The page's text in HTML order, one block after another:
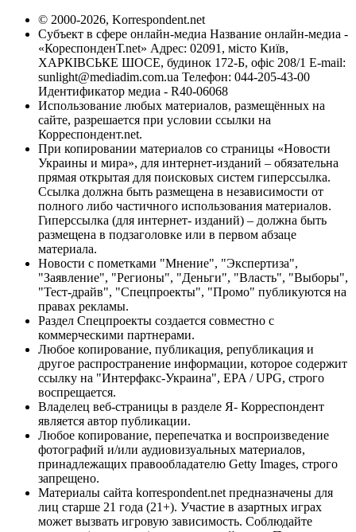
© 2000-2026, Korrespondent.net
Субъект в сфере онлайн-медиа Название онлайн-медиа -
«КореспонденТ.net» Адрес: 02091, місто Київ,
ХАРКІВСЬКЕ ШОСЕ, будинок 172-Б, офіс 208/1 E-mail:
sunlight@mediadim.com.ua Телефон: 044-205-43-00
Идентификатор медиа - R40-06068
Использование любых материалов, размещённых на
сайте, разрешается при условии ссылки на
Корреспондент.net.
При копировании материалов со страницы «Новости
Украины и мира», для интернет-изданий – обязательна
прямая открытая для поисковых систем гиперссылка.
Ссылка должна быть размещена в независимости от
полного либо частичного использования материалов.
Гиперссылка (для интернет- изданий) – должна быть
размещена в подзаголовке или в первом абзаце
материала.
Новости с пометками "Мнение", "Экспертиза",
"Заявление", "Регионы", "Деньги", "Власть", "Выборы",
"Тест-драйв", "Спецпроекты", "Промо" публикуются на
правах рекламы.
Раздел Спецпроекты создается совместно с
коммерческими партнерами.
Любое копирование, публикация, републикация и
другое распространение информации, которое содержит
ссылку на "Интерфакс-Украина", EPA / UPG, строго
воспрещается.
Владелец веб-страницы в разделе Я- Корреспондент
является автор публикации.
Любое копирование, перепечатка и воспроизведение
фотографий и/или аудиовизуальных материалов,
принадлежащих правообладателю Getty Images, строго
запрещено.
Материалы сайта korrespondent.net предназначены для
лиц старше 21 года (21+). Участие в азартных играх
может вызвать игровую зависимость. Соблюдайте